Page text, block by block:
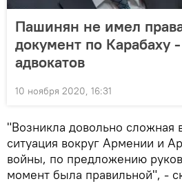
Пашинян не имел
документ по Карабаху
адвокатов
10 ноября 2020, 16:31
"Возникла довольно сложная
ситуация вокруг Армении и
войны, по предложению
момент была правильной", -